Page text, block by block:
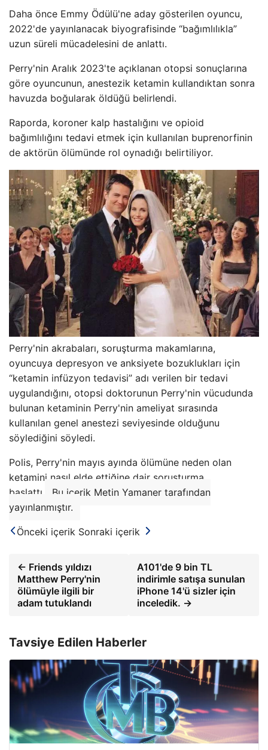
Daha önce Emmy Ödülü'ne aday gösterilen oyuncu,
2022'de yayınlanacak biyografisinde “bağımlılıkla”
uzun süreli mücadelesini de anlattı.
Perry'nin Aralık 2023'te açıklanan otopsi sonuçlarına
göre oyuncunun, anestezik ketamin kullandıktan sonra
havuzda boğularak öldüğü belirlendi.
Raporda, koroner kalp hastalığını ve opioid
bağımlılığını tedavi etmek için kullanılan buprenorfinin
de aktörün ölümünde rol oynadığı belirtiliyor.
Perry'nin akrabaları, soruşturma makamlarına,
oyuncuya depresyon ve anksiyete bozuklukları için
“ketamin infüzyon tedavisi” adı verilen bir tedavi
uygulandığını, otopsi doktorunun Perry'nin vücudunda
bulunan ketaminin Perry'nin ameliyat sırasında
kullanılan genel anestezi seviyesinde olduğunu
söylediğini söyledi.
Polis, Perry'nin mayıs ayında ölümüne neden olan
ketamini nasıl elde ettiğine dair soruşturma
başlattı.
Bu içerik Metin Yamaner tarafından
yayınlanmıştır.
Önceki içerik Sonraki içerik
← Friends yıldızı
Matthew Perry'nin
ölümüyle ilgili bir
adam tutuklandı
A101'de 9 bin TL
indirimle satışa sunulan
iPhone 14'ü sizler için
inceledik. →
Tavsiye Edilen Haberler